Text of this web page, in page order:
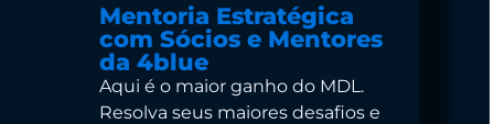
Mentoria Estratégica
com Sócios e Mentores
da 4blue
Aqui é o maior ganho do MDL.
Resolva seus maiores desafios e